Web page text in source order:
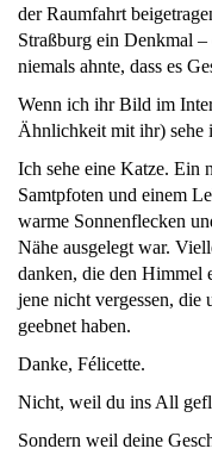
der Raumfahrt
Straßburg ein Denkmal
niemals ahnte, dass es
Wenn ich ihr Bild im
Ähnlichkeit mit ihr) sehe
Ich sehe eine Katze. Ein
Samtpfoten und einem
warme Sonnenflecken
Nähe ausgelegt war.
danken, die den Himmel
jene nicht vergessen,
geebnet haben.
Danke, Félicette.
Nicht, weil du ins All
Sondern weil deine